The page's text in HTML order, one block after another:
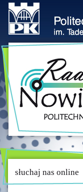
słuchaj nas online